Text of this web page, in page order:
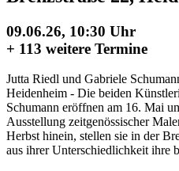
09.06.26, 10:30 Uhr
+ 113 weitere Termine
Jutta Riedl und Gabriele
Heidenheim - Die beiden
Schumann eröffnen am 16. Mai
Ausstellung zeitgenössischer
Herbst hinein, stellen sie in der
aus ihrer Unterschiedlichkeit ihre